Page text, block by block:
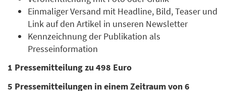
Einmaliger Versand mit Headline, Bild, Teaser und
Link auf den Artikel in unseren Newsletter
Kennzeichnung der Publikation als
Presseinformation
1 Pressemitteilung zu 498 Euro
5 Pressemitteilungen in einem Zeitraum von 6